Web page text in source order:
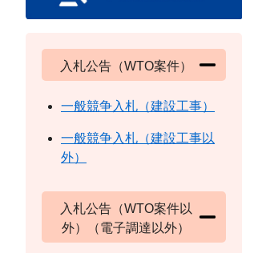
入札公告（WTO案件）
一般競争入札（建設工事）
一般競争入札（建設工事以
外）
入札公告（WTO案件以
外）（電子調達以外）